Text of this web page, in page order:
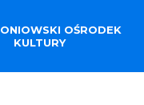
OŚRODEK
KULTURY